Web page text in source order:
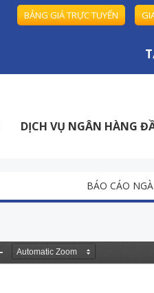
BẢNG GIÁ TRỰC TUYẾN
T/
DỊCH VỤ NGÂN HÀNG
BÁO CÁO